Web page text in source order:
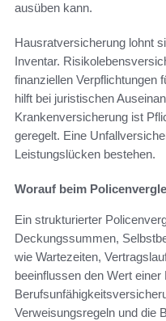
ausüben kann.
Hausratversicherung lohnt
Inventar.
finanziellen Verpflichtungen
hilft bei juristischen
Krankenversicherung ist
geregelt. Eine
Leistungslücken bestehen.
Worauf beim
Ein strukturierter
Deckungssummen,
wie Wartezeiten,
beeinflussen den Wert einer
Verweisungsregeln und die